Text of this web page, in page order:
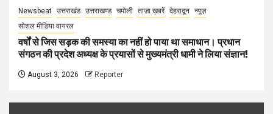
Newsbeat उत्तराखंड उत्तराखण्ड चमोली ताज़ा ख़बरें देहरादून न्यूज़
सोशल मीडिया वायरल
वर्षों से जिस सड़क की समस्या का नहीं हो पाया था समाधान। प्रधान
संगठन की प्रदेश अध्यक्ष के प्रयासों से मुख्यमंत्री धामी ने लिया संज्ञान!
August 3, 2026 Reporter